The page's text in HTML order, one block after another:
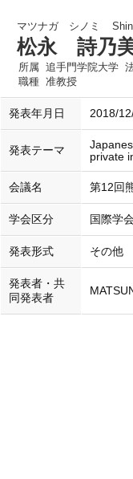
マツナガ シノミ
松永 詩乃
所属 追手門学院大学
職種 准教授
発表年月日 2018/
発表テーマ
private
会議名 第12回
学会区分 国際学
発表形式 その他
発表者・共
同発表者